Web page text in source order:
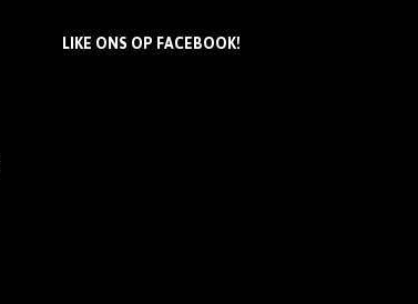
LIKE ONS OP FACEBOOK!